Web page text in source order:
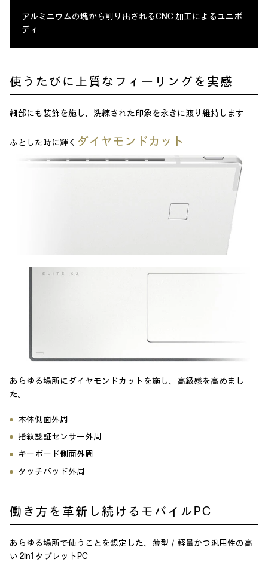
アルミニウムの塊から削り出されるCNC 加工によるユニボ
ディ
使うたびに上質なフィーリングを実感
細部にも装飾を施し、洗練された印象を永きに渡り維持します
ふとした時に輝く ダイヤモンドカット
あらゆる場所にダイヤモンドカットを施し、 高級感を高めまし
た。
本体側面外周
指紋認証センサー外周
キーボード側面外周
タッチパッド外周
働き方を革新し続けるモバイルPC
あらゆる場所で使うことを想定した、薄型／軽量かつ汎用性の高
い 2in1 タブレットPC